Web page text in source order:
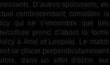
D’autres spécimens, en
condescendant, considère la
qui ne s’encombre que très
culture prend d’abord la forme
à Ariel et Leopold. Le match
se placer perpendiculairement
dans un effet d’écho, sur